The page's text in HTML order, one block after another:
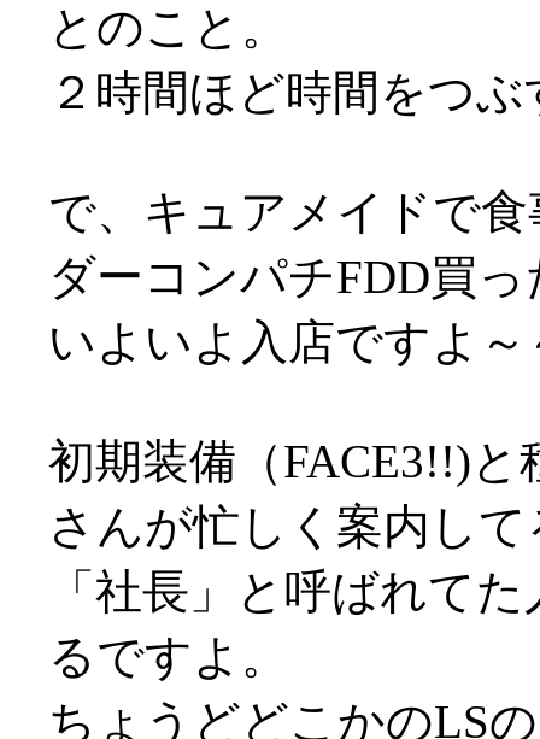
とのこと。
２時間ほど時間をつ
で、キュアメイドで
ダーコンパチFDD買
いよいよ入店ですよ～
初期装備（FACE3!!)
さんが忙しく案内して
「社長」と呼ばれて
るですよ。
ちょうどどこかのLS